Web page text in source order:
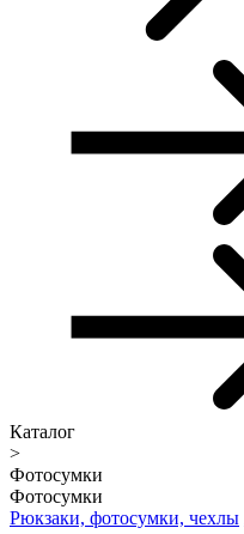
Каталог
>
Фотосумки
Фотосумки
Рюкзаки, фотосумки, чехлы